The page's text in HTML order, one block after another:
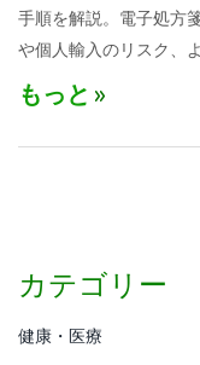
手順を解説。電子処方
や個人輸入のリスク、
もっと
カテゴリー
健康・医療